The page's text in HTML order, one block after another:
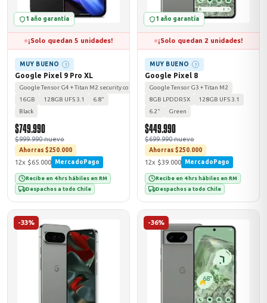
1 año garantía
¡Solo quedan 5 unidades!
MUY BUENO ?
Google Pixel 9 Pro XL
Google Tensor G4 + Titan M2 security coprocessor
16GB
128GB UFS 3.1
6.8"
Black
$749.990
$999.990 nuevo
Ahorras $250.000
12x $65.000 MercadoPago
Recibe en 4 hrs hábiles en RM
Despachos a todo Chile
1 año garantía
¡Solo quedan 2 unidades!
MUY BUENO ?
Google Pixel 8
Google Tensor G3 + Titan M2
8GB LPDDR5X
128GB UFS 3.1
6.2"
Green
$449.990
$699.990 nuevo
Ahorras $250.000
12x $39.000 MercadoPago
Recibe en 4 hrs hábiles en RM
Despachos a todo Chile
-33% -36%